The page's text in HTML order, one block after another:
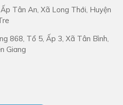
Tân An, Xã Long Thới, Huyện
868, Tổ 5, Ấp 3, Xã Tân Bình,
Giang